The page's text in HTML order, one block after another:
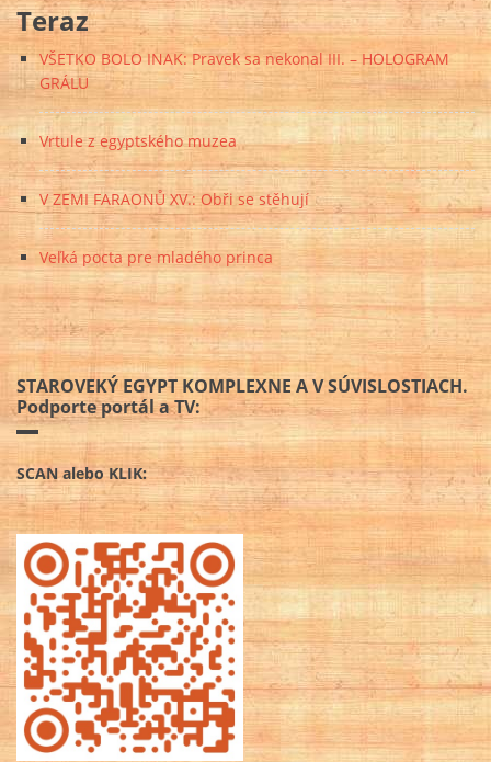
Teraz
VŠETKO BOLO INAK: Pravek sa nekonal III. – HOLOGRAM
GRÁLU
Vrtule z egyptského muzea
V ZEMI FARAONŮ XV.: Obři se stěhují
Veľká pocta pre mladého princa
STAROVEKÝ EGYPT KOMPLEXNE A V SÚVISLOSTIACH.
Podporte portál a TV:
SCAN alebo KLIK: